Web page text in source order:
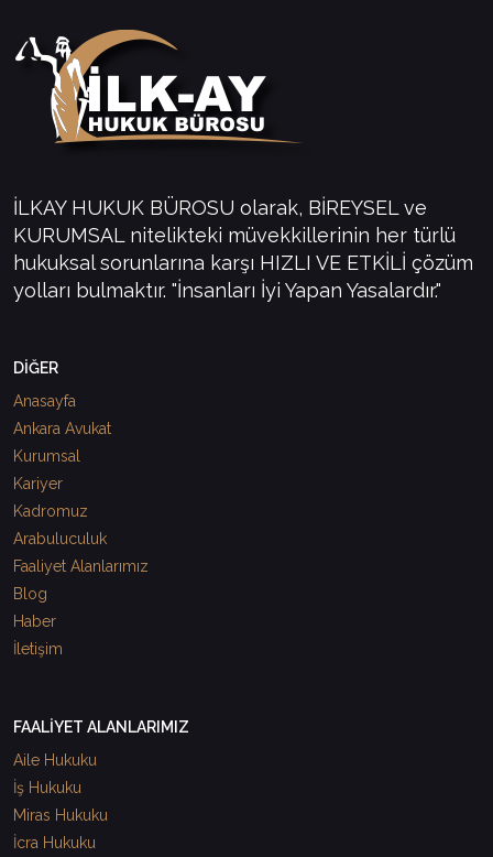
İLKAY HUKUK BÜROSU olarak, BİREYSEL ve
KURUMSAL nitelikteki müvekkillerinin her türlü
hukuksal sorunlarına karşı HIZLI VE ETKİLİ çözüm
yolları bulmaktır. "İnsanları İyi Yapan Yasalardır."
DİĞER
Anasayfa
Ankara Avukat
Kurumsal
Kariyer
Kadromuz
Arabuluculuk
Faaliyet Alanlarımız
Blog
Haber
İletişim
FAALİYET ALANLARIMIZ
Aile Hukuku
İş Hukuku
Miras Hukuku
İcra Hukuku